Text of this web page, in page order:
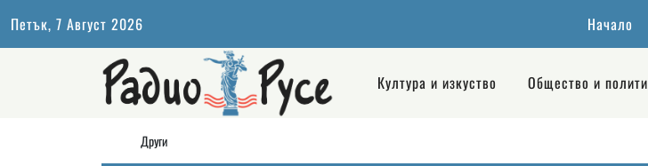
Петък, 7 Август 2026 Начало
Култура и изкуство Общество и
Други